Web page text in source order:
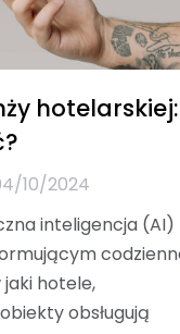
hotelarskiej:
10/2024
inteligencja (AI)
jaki hotele,
obsługują